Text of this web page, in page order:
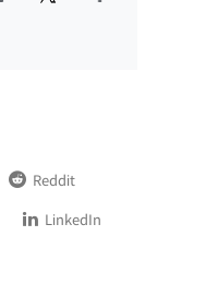
Reddit
LinkedIn